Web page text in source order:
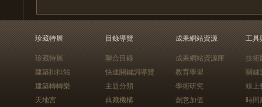
珍藏特展
珍藏特展
建築排排站
建築轉轉樂
天地宮
目錄導覽
聯合目錄
快速關鍵詞導覽
主題分類
典藏機構
成果網站資源
成果網站資源庫
教育學習
學術研究
創意加值
工具
技術
關鍵
線上
時間